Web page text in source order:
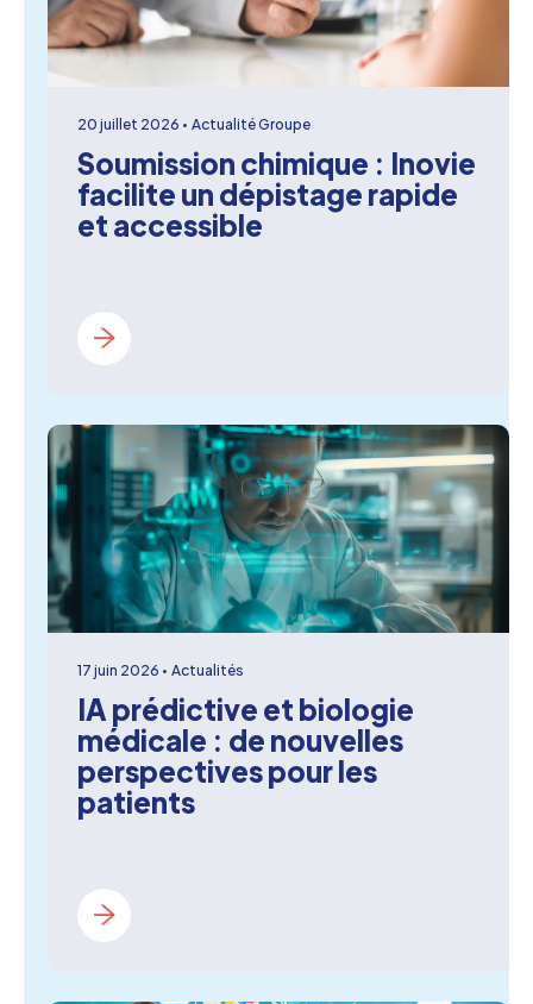
20 juillet 2026 Actualité Groupe
Soumission chimique : Inovie
facilite un dépistage rapide
et accessible
17 juin 2026 Actualités
IA prédictive et biologie
médicale : de nouvelles
perspectives pour les
patients